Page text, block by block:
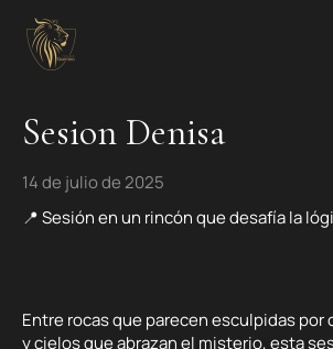
Sesion Denisa
14 de julio de 2025
📍 Sesión en un rincón que desafía la
Entre rocas que parecen esculpidas por
y cielos que abrazan el misterio, esta